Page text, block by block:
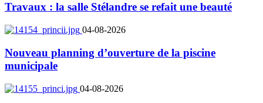
Travaux : la salle Stélandre se refait une beauté
04-08-2026
Nouveau planning d’ouverture de la piscine
municipale
04-08-2026